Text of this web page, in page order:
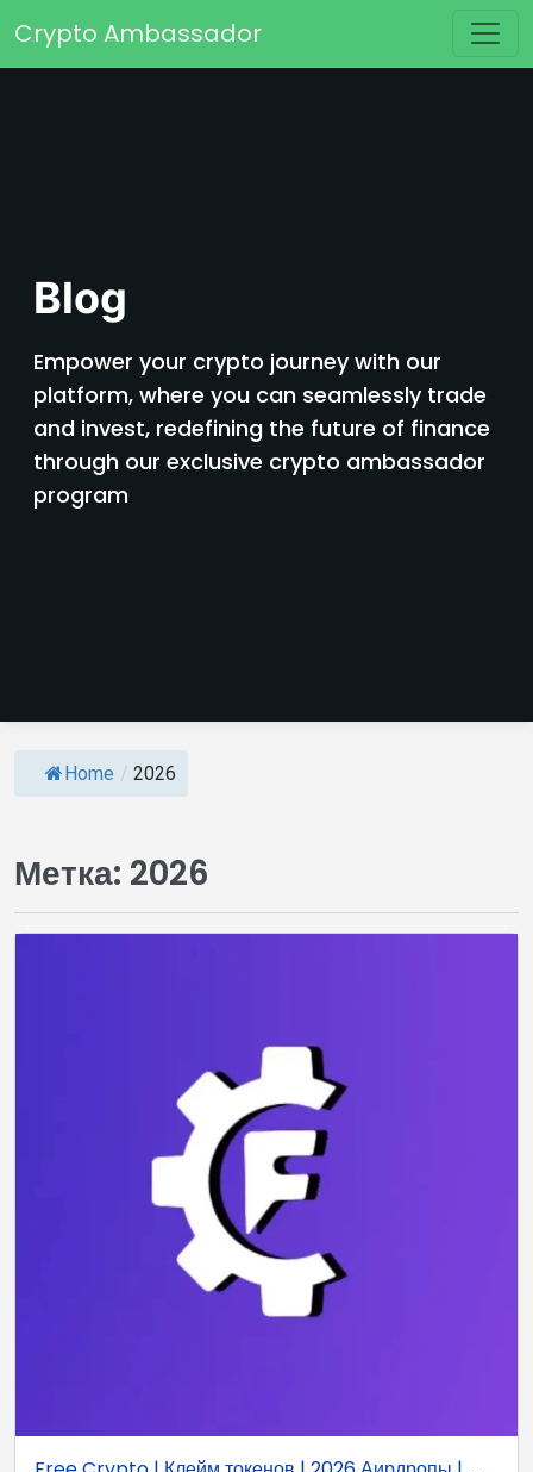
Основная навигация
Crypto Ambassador
Blog
Empower your crypto journey with our
platform, where you can seamlessly trade
and invest, redefining the future of finance
through our exclusive crypto ambassador
program
Home / 2026
Метка: 2026